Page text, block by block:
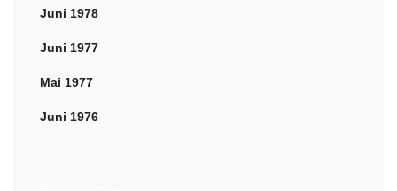
Juni 1978
Juni 1977
Mai 1977
Juni 1976